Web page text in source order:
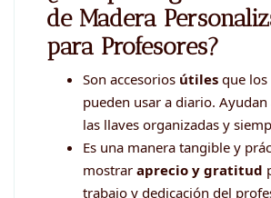
de Madera
para Profesores?
Son accesorios útiles que
pueden usar a diario.
las llaves organizadas y
Es una manera tangible y
mostrar aprecio y gratitud
trabajo y dedicación del